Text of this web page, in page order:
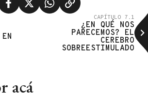
CAPÍTULO 7.1
¿EN QUÉ NOS
PARECEMOS? EL
CEREBRO
SOBREESTIMULADO
acá